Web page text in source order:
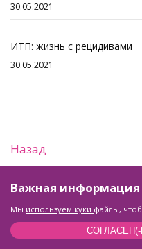
30.05.2021
ИТП: жизнь с рецидивами
30.05.2021
Назад
Важная информация
Мы используем куки файлы,